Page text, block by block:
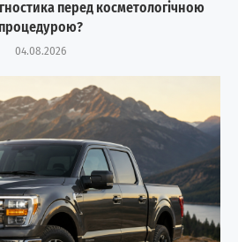
перед косметологічною
процедурою?
04.08.2026